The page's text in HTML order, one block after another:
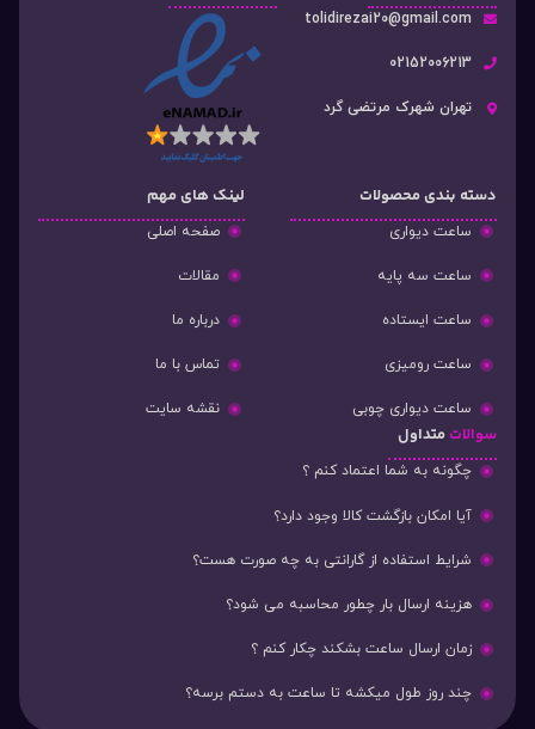
tolidirezai20@gmail.com
02152006213
تهران شهرک مرتضی گرد
دسته‌ بندی محصولات
ساعت دیواری
ساعت سه پایه
ساعت ایستاده
ساعت رومیزی
ساعت دیواری چوبی
لینک های مهم
صفحه اصلی
مقالات
درباره ما
تماس با ما
نقشه سایت
سوالات متداول
چگونه به شما اعتماد کنم ؟
آیا امکان بازگشت کالا وجود دارد؟
شرایط استفاده از گارانتی به چه صورت هست؟
هزینه ارسال بار چطور محاسبه می شود؟
زمان ارسال ساعت بشکند چکار کنم ؟
چند روز طول میکشه تا ساعت به دستم برسه؟